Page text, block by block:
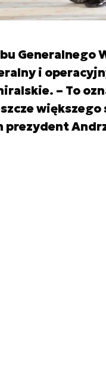
Generalnego
i
– To
większego
prezydent